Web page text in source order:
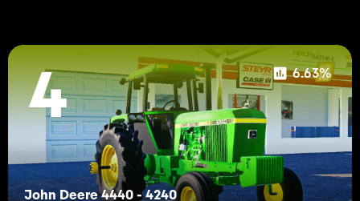
4 6.63%
John Deere 4440 - 4240